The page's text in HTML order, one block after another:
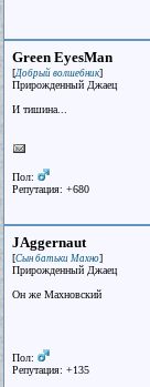
Green EyesMan
[Добрый волшебник]
Прирожденный Джаец
И тишина...
Пол:
Репутация: +680
JAggernaut
[Сын батьки Махно]
Прирожденный Джаец
Он же Махновский
Пол:
Репутация: +135